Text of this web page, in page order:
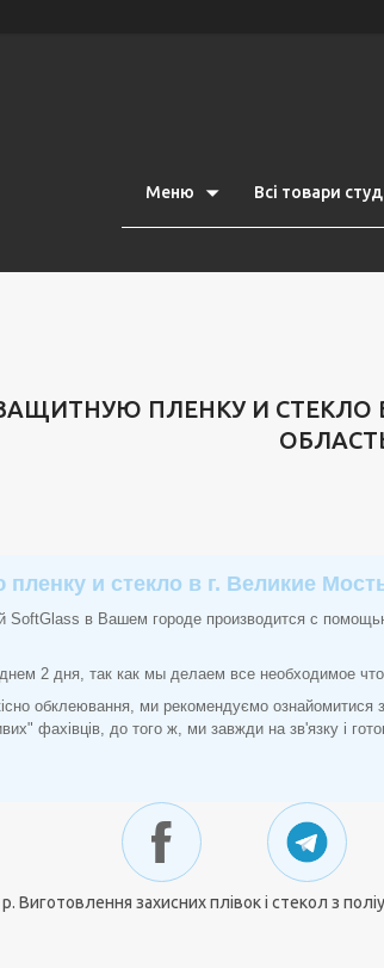
Меню Всі товари
ПЛЕНКУ И СТЕКЛО
и стекло в г. Великие
SoftGlass в Вашем городе производится с
2 дня, так как мы делаем все необходимое
обклеювання, ми рекомендуємо ознайомитися
фахівців, до того ж, ми завжди на зв'язку і
Виготовлення захисних плівок і стекол з